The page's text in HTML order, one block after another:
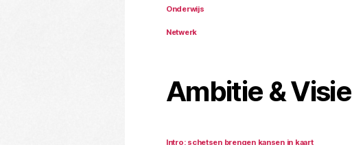
Onderwijs
Netwerk
Ambitie & Visie
Intro: schetsen brengen kansen in kaart